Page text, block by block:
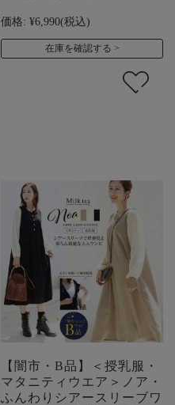
価格: ¥6,990(税込)
在庫を確認する
【闇市・B品】＜授乳服・
マタニティウエア＞ノア・
ふんわりシアースリーブワ